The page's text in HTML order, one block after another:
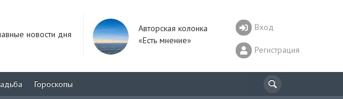
новости дня
Авторская колонка
«Есть мнение»
Вход
Регистрация
Гороскопы